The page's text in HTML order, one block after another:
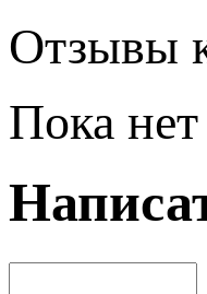
Отзывы
Пока